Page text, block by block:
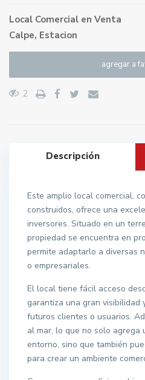
Local Comercial en Venta
Calpe, Estacion
agregar a
2
Descripción
Este amplio local comercial,
construidos, ofrece una
inversores. Situado en un
propiedad se encuentra en
permite adaptarlo a diversas
o empresariales.
El local tiene fácil acceso
garantiza una gran visibilidad
futuros clientes o usuarios.
al mar, lo que no solo
entorno, sino que también
para crear un ambiente